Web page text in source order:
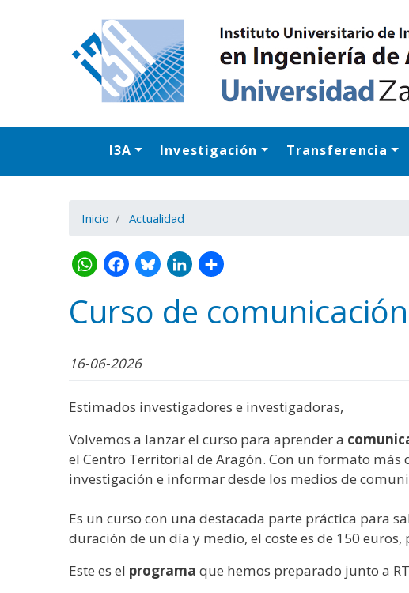
I3A Investigación Transferencia
Inicio Actualidad
Curso de
16-06-2026
Estimados investigadores e investigadoras,
Volvemos a lanzar el curso para aprender a
el Centro Territorial de Aragón. Con un formato
investigación e informar desde los medios de
Es un curso con una destacada parte práctica para
duración de un día y medio, el coste es de 150
Este es el programa que hemos preparado junto a